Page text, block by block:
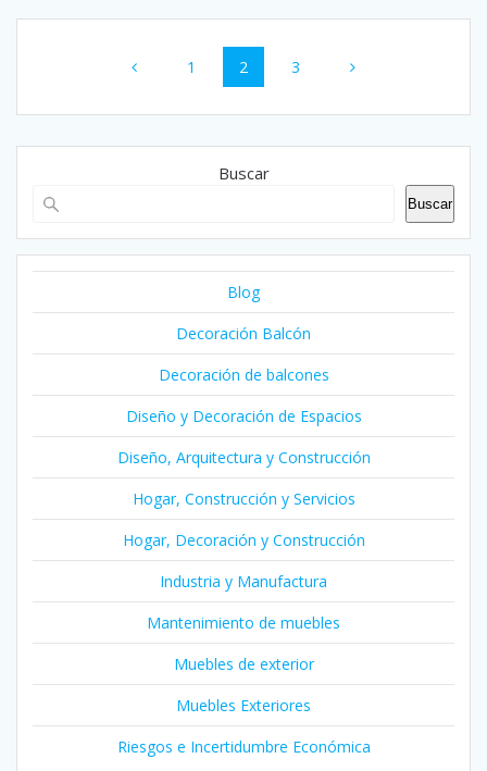
Navegación
entradas
Página
1 Página
2 Página
3
Buscar
Buscar
Blog
Decoración Balcón
Decoración de balcones
Diseño y Decoración de Espacios
Diseño, Arquitectura y Construcción
Hogar, Construcción y Servicios
Hogar, Decoración y Construcción
Industria y Manufactura
Mantenimiento de muebles
Muebles de exterior
Muebles Exteriores
Riesgos e Incertidumbre Económica